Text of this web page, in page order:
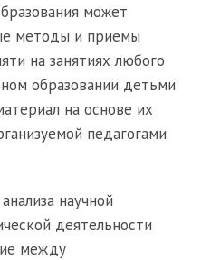
может
методы и приемы
на занятиях любого
образовании детьми
на основе их
педагогами
научной
деятельности
между